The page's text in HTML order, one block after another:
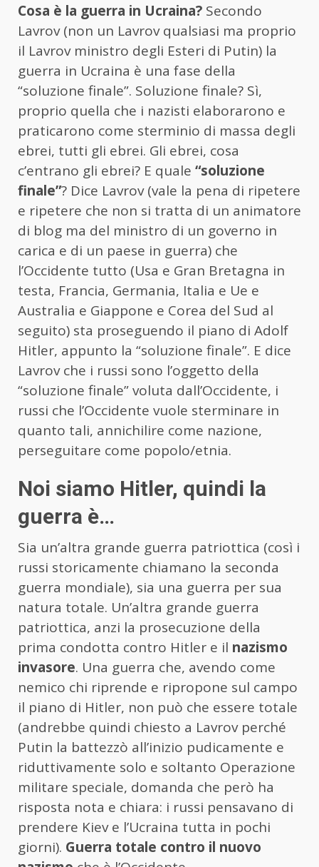
Cosa è la guerra in Ucraina? Secondo
Lavrov (non un Lavrov qualsiasi ma proprio
il Lavrov ministro degli Esteri di Putin) la
guerra in Ucraina è una fase della
“soluzione finale”. Soluzione finale? Sì,
proprio quella che i nazisti elaborarono e
praticarono come sterminio di massa degli
ebrei, tutti gli ebrei. Gli ebrei, cosa
c’entrano gli ebrei? E quale “soluzione
finale”? Dice Lavrov (vale la pena di ripetere
e ripetere che non si tratta di un animatore
di blog ma del ministro di un governo in
carica e di un paese in guerra) che
l’Occidente tutto (Usa e Gran Bretagna in
testa, Francia, Germania, Italia e Ue e
Australia e Giappone e Corea del Sud al
seguito) sta proseguendo il piano di Adolf
Hitler, appunto la “soluzione finale”. E dice
Lavrov che i russi sono l’oggetto della
“soluzione finale” voluta dall’Occidente, i
russi che l’Occidente vuole sterminare in
quanto tali, annichilire come nazione,
perseguitare come popolo/etnia.
Noi siamo Hitler, quindi la
guerra è…
Sia un’altra grande guerra patriottica (così i
russi storicamente chiamano la seconda
guerra mondiale), sia una guerra per sua
natura totale. Un’altra grande guerra
patriottica, anzi la prosecuzione della
prima condotta contro Hitler e il nazismo
invasore. Una guerra che, avendo come
nemico chi riprende e ripropone sul campo
il piano di Hitler, non può che essere totale
(andrebbe quindi chiesto a Lavrov perché
Putin la battezzò all’inizio pudicamente e
riduttivamente solo e soltanto Operazione
militare speciale, domanda che però ha
risposta nota e chiara: i russi pensavano di
prendere Kiev e l’Ucraina tutta in pochi
giorni). Guerra totale contro il nuovo